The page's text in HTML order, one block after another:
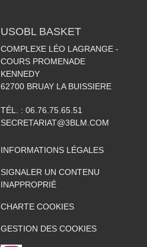
USOBL BASKET
COMPLEXE LÉO LAGRANGE -
COURS PROMENADE
KENNEDY
62700 BRUAY LA BUISSIERE
TÉL. : 06.76.75.65.51
SECRETARIAT@3BLM.COM
INFORMATIONS LÉGALES
SIGNALER UN CONTENU
INAPPROPRIÉ
CHARTE COOKIES
GESTION DES COOKIES